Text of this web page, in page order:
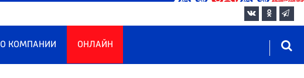
О КОМПАНИИ ОНЛАЙН